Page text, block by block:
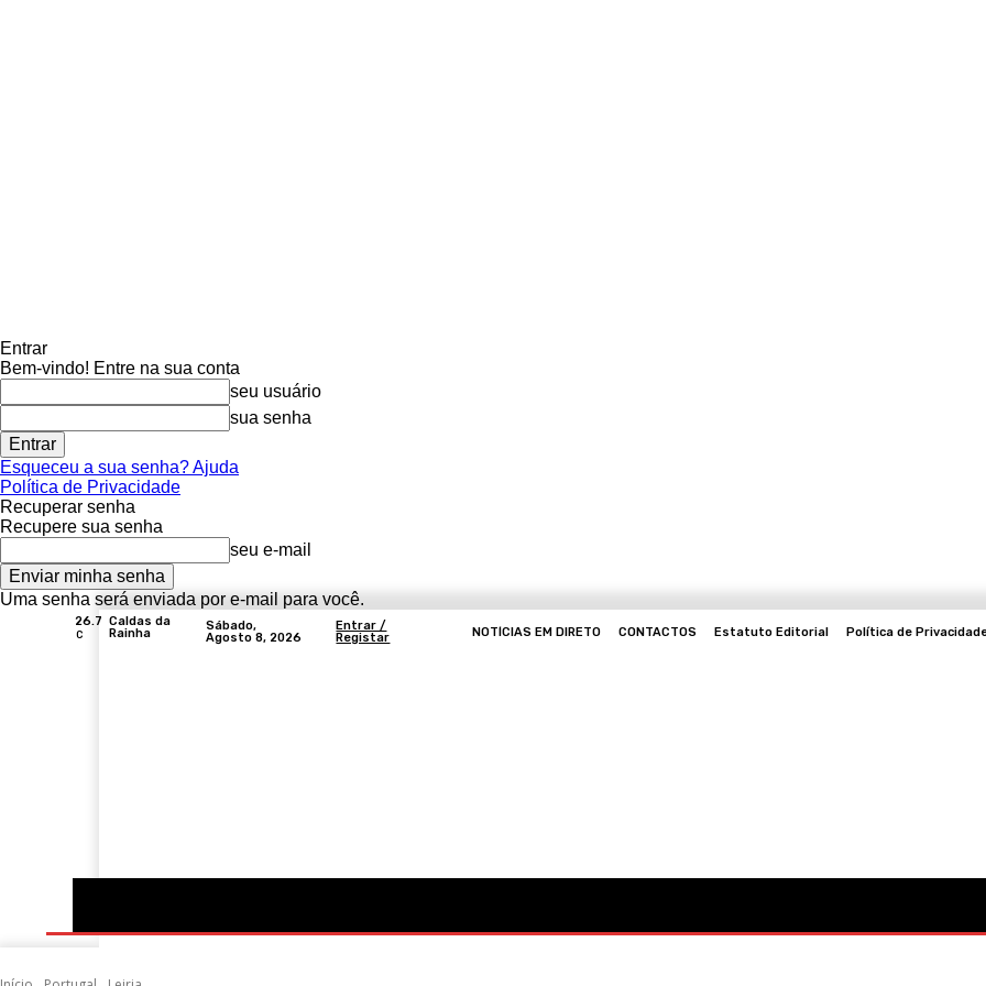
Entrar
Bem-vindo! Entre na sua conta
seu usuário
sua senha
Esqueceu a sua senha? Ajuda
Política de Privacidade
Recuperar senha
Recupere sua senha
seu e-mail
Uma senha será enviada por e-mail para você.
26.7
C
Caldas da
Rainha
Sábado,
Agosto 8, 2026
Entrar /
Registar
NOTÍCIAS EM DIRETO CONTACTOS Estatuto Editorial Política de